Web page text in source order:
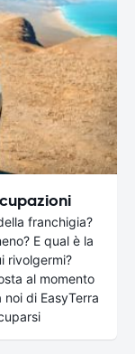
franchigia?
E qual è la
rivolgermi?
al momento
di EasyTerra